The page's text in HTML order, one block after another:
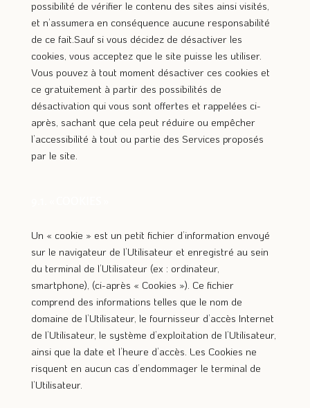
possibilité de vérifier le contenu des sites ainsi visités,
et n’assumera en conséquence aucune responsabilité
de ce fait.Sauf si vous décidez de désactiver les
cookies, vous acceptez que le site puisse les utiliser.
Vous pouvez à tout moment désactiver ces cookies et
ce gratuitement à partir des possibilités de
désactivation qui vous sont offertes et rappelées ci-
après, sachant que cela peut réduire ou empêcher
l’accessibilité à tout ou partie des Services proposés
par le site.
Un « cookie » est un petit fichier d’information envoyé
sur le navigateur de l’Utilisateur et enregistré au sein
du terminal de l’Utilisateur (ex : ordinateur,
smartphone), (ci-après « Cookies »). Ce fichier
comprend des informations telles que le nom de
domaine de l’Utilisateur, le fournisseur d’accès Internet
de l’Utilisateur, le système d’exploitation de l’Utilisateur,
ainsi que la date et l’heure d’accès. Les Cookies ne
risquent en aucun cas d’endommager le terminal de
l’Utilisateur.